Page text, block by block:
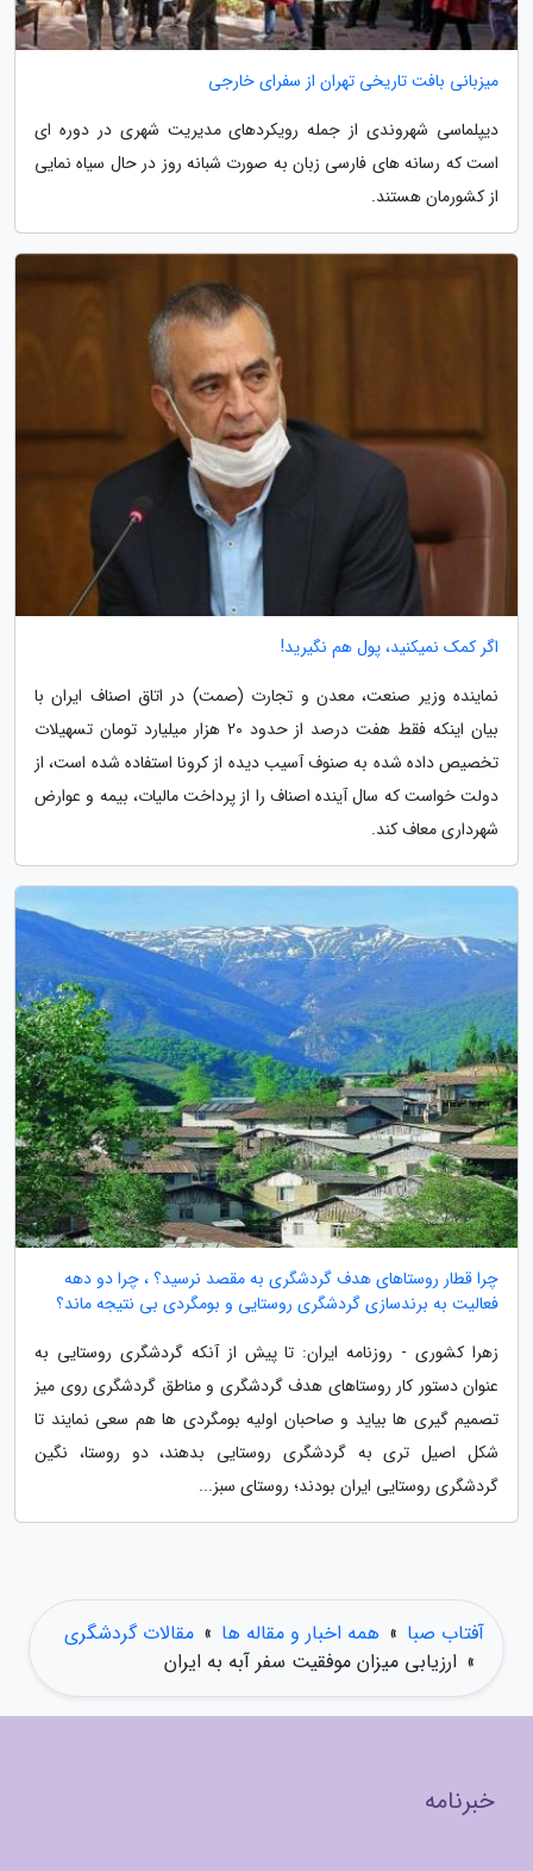
میزبانی بافت تاریخی تهران از سفرای خارجی
دیپلماسی شهروندی از جمله رویکردهای مدیریت شهری در دوره ای
است که رسانه های فارسی زبان به صورت شبانه روز در حال سیاه نمایی
از کشورمان هستند.
اگر کمک نمیکنید، پول هم نگیرید!
نماینده وزیر صنعت، معدن و تجارت (صمت) در اتاق اصناف ایران با
بیان اینکه فقط هفت درصد از حدود 20 هزار میلیارد تومان تسهیلات
تخصیص داده شده به صنوف آسیب دیده از کرونا استفاده شده است، از
دولت خواست که سال آینده اصناف را از پرداخت مالیات، بیمه و عوارض
شهرداری معاف کند.
چرا قطار روستاهای هدف گردشگری به مقصد نرسید؟ ، چرا دو دهه
فعالیت به برندسازی گردشگری روستایی و بومگردی بی نتیجه ماند؟
زهرا کشوری - روزنامه ایران: تا پیش از آنکه گردشگری روستایی به
عنوان دستور کار روستاهای هدف گردشگری و مناطق گردشگری روی میز
تصمیم گیری ها بیاید و صاحبان اولیه بومگردی ها هم سعی نمایند تا
شکل اصیل تری به گردشگری روستایی بدهند، دو روستا، نگین
گردشگری روستایی ایران بودند؛ روستای سبز...
آفتاب صبا » همه اخبار و مقاله ها » مقالات گردشگری
» ارزیابی میزان موفقیت سفر آبه به ایران
خبرنامه